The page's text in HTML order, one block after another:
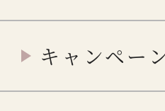
キャンペー